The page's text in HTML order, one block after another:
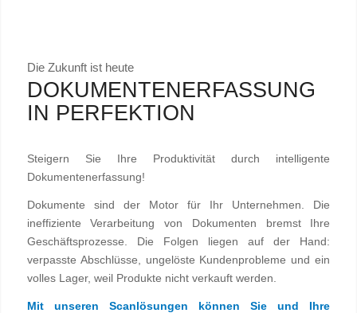
Die Zukunft ist heute
DOKUMENTENERFASSUNG
IN PERFEKTION
Steigern Sie Ihre Produktivität durch intelligente
Dokumentenerfassung!
Dokumente sind der Motor für Ihr Unternehmen. Die
ineffiziente Verarbeitung von Dokumenten bremst Ihre
Geschäftsprozesse. Die Folgen liegen auf der Hand:
verpasste Abschlüsse, ungelöste Kundenprobleme und ein
volles Lager, weil Produkte nicht verkauft werden.
Mit unseren Scanlösungen können Sie und Ihre